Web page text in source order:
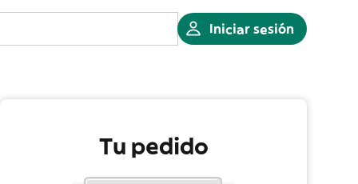
Iniciar sesión
Tu pedido